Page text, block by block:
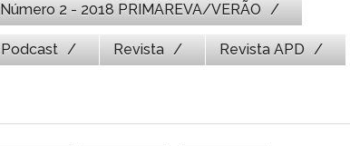
Número 2 - 2018 PRIMAREVA/VERÃO
Podcast Revista Revista APD